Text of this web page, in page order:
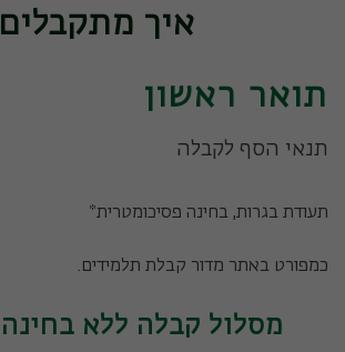
איך מתקבלים
תואר ראשון
תנאי הסף לקבלה
תעודת בגרות, בחינה פסיכומטרית*
כמפורט באתר מדור קבלת תלמידים.
מסלול קבלה ללא בחינה